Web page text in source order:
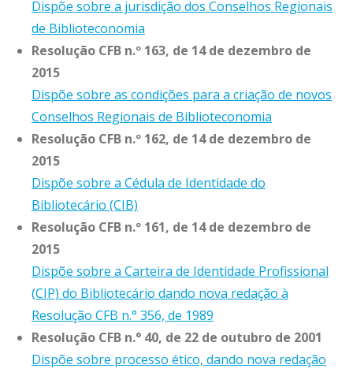
Dispõe sobre a jurisdição dos Conselhos Regionais
de Biblioteconomia
Resolução CFB n.º 163, de 14 de dezembro de
2015
Dispõe sobre as condições para a criação de novos
Conselhos Regionais de Biblioteconomia
Resolução CFB n.º 162, de 14 de dezembro de
2015
Dispõe sobre a Cédula de Identidade do
Bibliotecário (CIB)
Resolução CFB n.º 161, de 14 de dezembro de
2015
Dispõe sobre a Carteira de Identidade Profissional
(CIP) do Bibliotecário dando nova redação à
Resolução CFB n.° 356, de 1989
Resolução CFB n.° 40, de 22 de outubro de 2001
Dispõe sobre processo ético, dando nova redação